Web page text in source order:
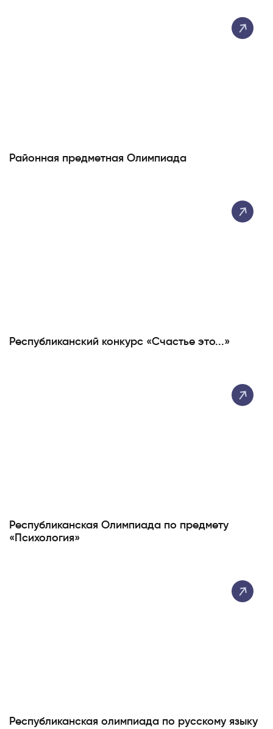
Районная предметная Олимпиада
Республиканский конкурс «Счастье это...»
Республиканская Олимпиада по предмету
«Психология»
Республиканская олимпиада по русскому языку